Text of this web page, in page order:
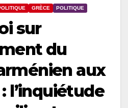
GRÈCE POLITIQUE
sur
du
aux
l’inquiétude